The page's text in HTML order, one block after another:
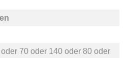
70oder 140oder 80oder